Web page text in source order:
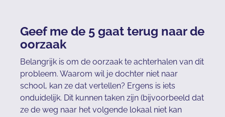
Geef me de 5 gaat terug naar de
oorzaak
Belangrijk is om de oorzaak te achterhalen van dit
probleem. Waarom wil je dochter niet naar
school, kan ze dat vertellen? Ergens is iets
onduidelijk. Dit kunnen taken zijn (bijvoorbeeld dat
ze de weg naar het volgende lokaal niet kan